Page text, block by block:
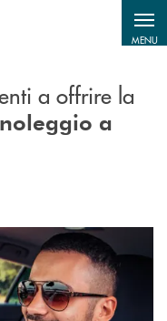
MENU
a offrire la
noleggio a